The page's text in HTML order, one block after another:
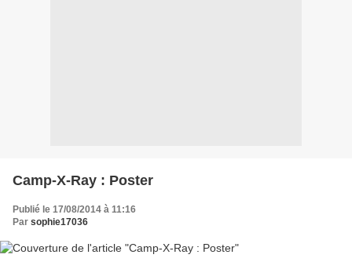
Camp-X-Ray : Poster
Publié le 17/08/2014 à 11:16
Par sophie17036